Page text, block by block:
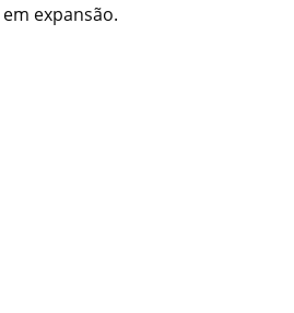
expansão.